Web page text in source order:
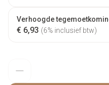
Verhoogde
€ 6,93 (6% inclusief btw)